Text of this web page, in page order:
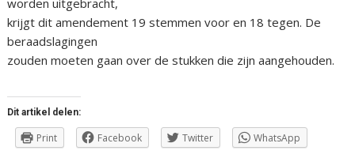
worden uitgebracht,
krijgt dit amendement 19 stemmen voor en 18 tegen. De
beraadslagingen
zouden moeten gaan over de stukken die zijn aangehouden.
Dit artikel delen:
Print Facebook Twitter WhatsApp